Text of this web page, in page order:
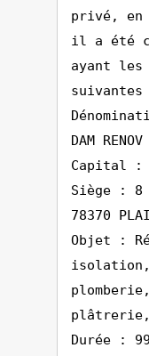
privé, en
il a été
ayant les
suivantes
DAM RENOV
Capital :
Siège : 8
78370
Objet :
plâtrerie,
Durée :